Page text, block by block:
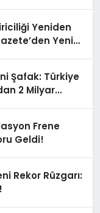
Yeniden
Yeni
Şafak: Türkiye
2 Milyar
Frene
Geldi!
Rekor Rüzgarı: